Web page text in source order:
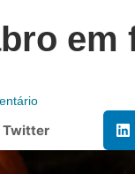
em
Twitter